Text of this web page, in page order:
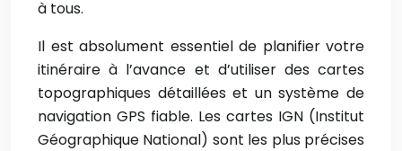
à tous.
Il est absolument essentiel de planifier votre
itinéraire à l’avance et d’utiliser des cartes
topographiques détaillées et un système de
navigation GPS fiable. Les cartes IGN (Institut
Géographique National) sont les plus précises